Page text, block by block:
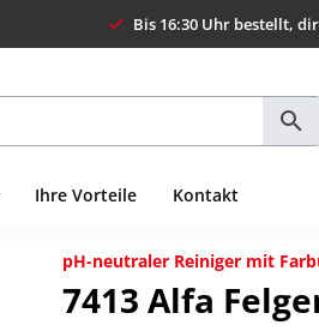
Bis 16:30 Uhr bestellt,
Ihre Vorteile Kontakt
pH-neutraler Reiniger mit
7413 Alfa